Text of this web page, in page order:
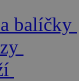
balíčky